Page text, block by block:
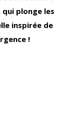
qui plonge les
inspirée de
!